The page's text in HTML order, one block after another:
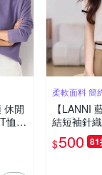
休閒
恤
)
柔軟面料 簡
【LANNI
結短袖針
衣/針織衫
勤)
$500 81